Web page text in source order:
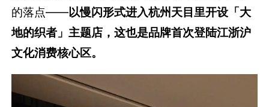
的落点——以慢闪形式进入杭州天目里开设「大
地的织者」主题店，这也是品牌首次登陆江浙沪
文化消费核心区。